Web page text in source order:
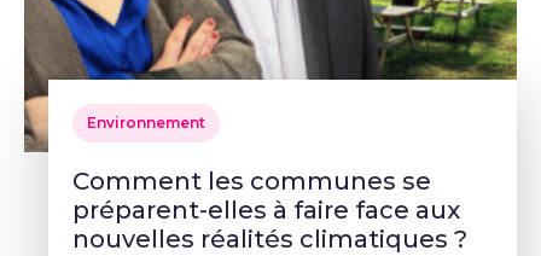
Environnement
Comment les communes se
préparent-elles à faire face aux
nouvelles réalités climatiques ?